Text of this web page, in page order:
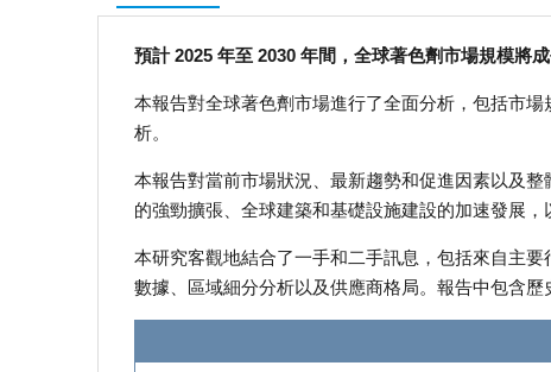
預計 2025 年至 2030 年間，全球著色劑市場規模將
本報告對全球著色劑市場進行了全面分析，包括市
析。
本報告對當前市場狀況、最新趨勢和促進因素以及
的強勁擴張、全球建築和基礎設施建設的加速發展
本研究客觀地結合了一手和二手訊息，包括來自主
數據、區域細分分析以及供應商格局。報告中包含歷